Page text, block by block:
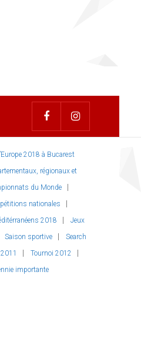
2018 à Bucarest
régionaux et
du Monde
nationales
2018
Jeux
Saison sportive
Search
Tournoi 2012
importante